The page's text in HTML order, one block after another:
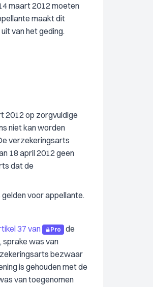
maart 2012 moeten
maakt dit
van het geding.
2012 op zorgvuldige
niet kan worden
verzekeringsarts
18 april 2012 geen
dat de
voor appellante.
37 van Pro
de
sprake was van
bezwaar
is gehouden met de
van toegenomen